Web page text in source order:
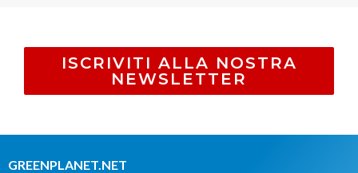
ISCRIVITI ALLA NOSTRA
NEWSLETTER
GREENPLANET.NET